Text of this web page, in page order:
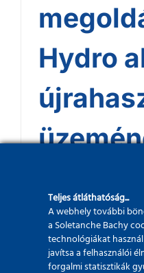
Hydro
Teljes átláthatóság...
A webhely további
a Soletanche Bachy
technológiákat
javítsa a felhasználói
forgalmi statisztikák